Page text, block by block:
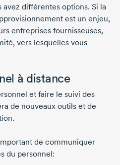
différentes options. Si la
est un enjeu,
entreprises fournisseuses,
vers lesquelles vous
à distance
et faire le suivi des
de nouveaux outils et de
de communiquer
du personnel: